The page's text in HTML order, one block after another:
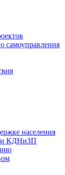
самоуправления
населения
КДНиЗП